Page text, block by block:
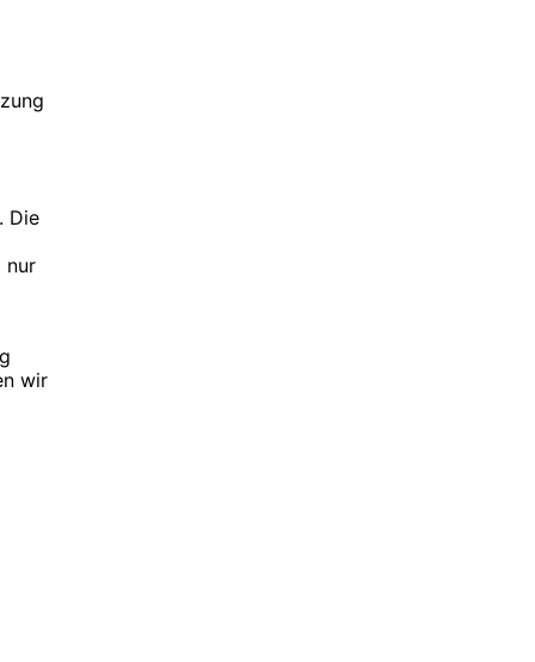
Die
nur
wir